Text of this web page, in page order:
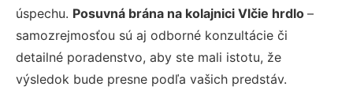
úspechu. Posuvná brána na kolajnici Vlčie hrdlo –
samozrejmosťou sú aj odborné konzultácie či
detailné poradenstvo, aby ste mali istotu, že
výsledok bude presne podľa vašich predstáv.